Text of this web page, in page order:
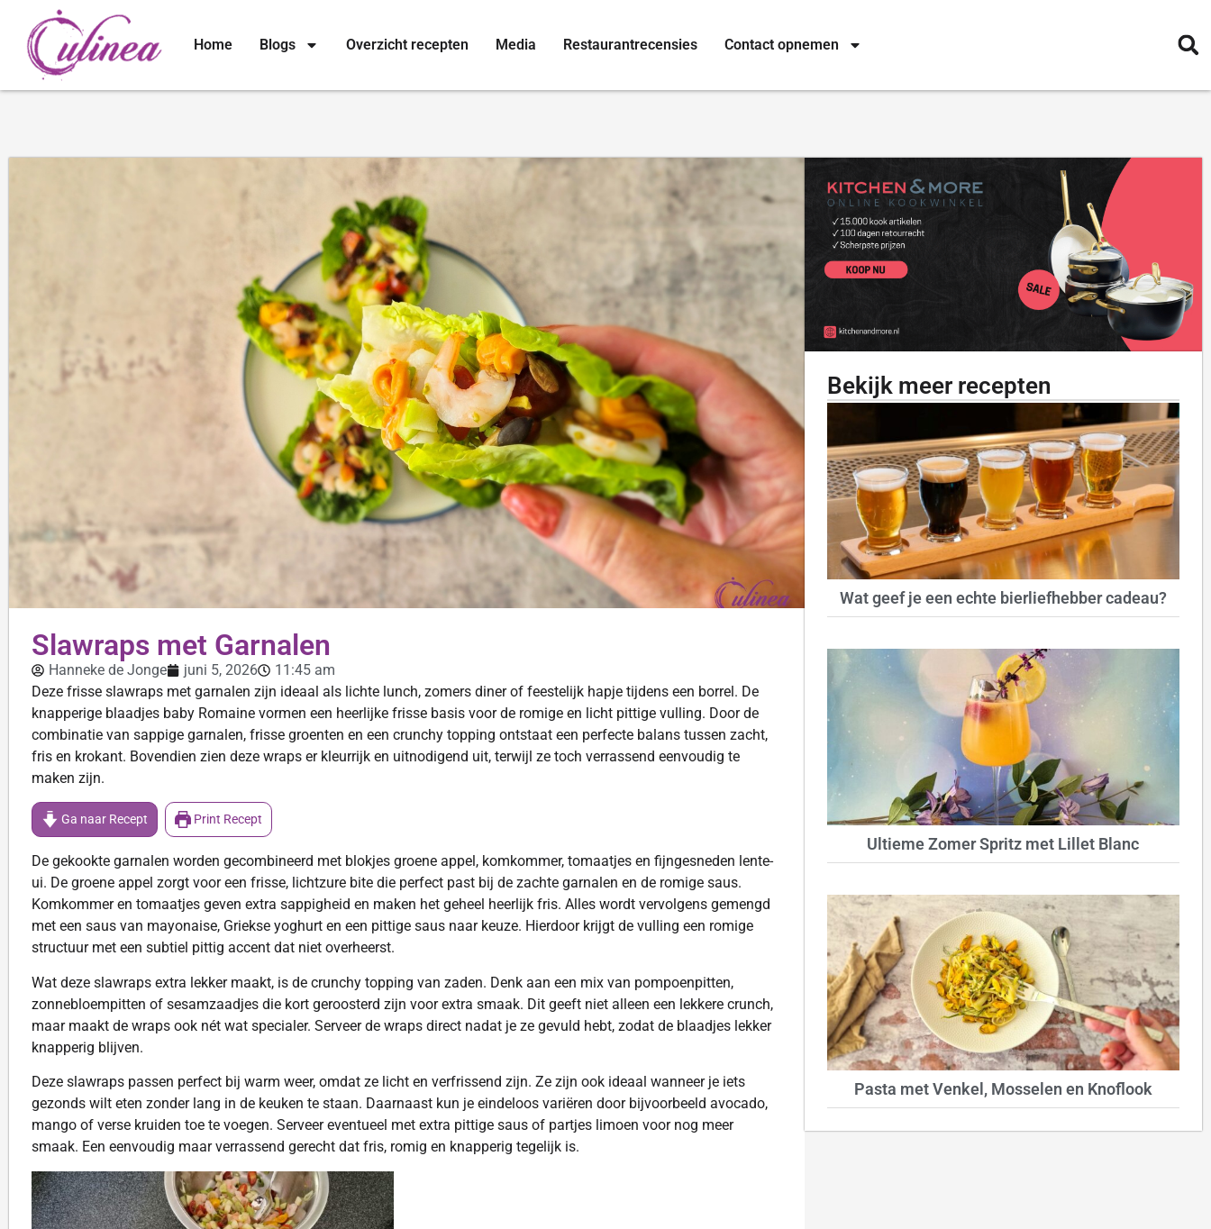
Home Blogs Overzicht recepten Media Restaurantrecensies Contact opnemen
Slawraps met Garnalen
Hanneke de Jonge juni 5, 2026
11:45 am
Deze frisse slawraps met garnalen zijn ideaal als lichte lunch, zomers diner of feestelijk hapje tijdens een borrel. De
knapperige blaadjes baby Romaine vormen een heerlijke frisse basis voor de romige en licht pittige vulling. Door de
combinatie van sappige garnalen, frisse groenten en een crunchy topping ontstaat een perfecte balans tussen zacht,
fris en krokant. Bovendien zien deze wraps er kleurrijk en uitnodigend uit, terwijl ze toch verrassend eenvoudig te
maken zijn.
Ga naar Recept Print Recept
De gekookte garnalen worden gecombineerd met blokjes groene appel, komkommer, tomaatjes en fijngesneden lente-
ui. De groene appel zorgt voor een frisse, lichtzure bite die perfect past bij de zachte garnalen en de romige saus.
Komkommer en tomaatjes geven extra sappigheid en maken het geheel heerlijk fris. Alles wordt vervolgens gemengd
met een saus van mayonaise, Griekse yoghurt en een pittige saus naar keuze. Hierdoor krijgt de vulling een romige
structuur met een subtiel pittig accent dat niet overheerst.
Wat deze slawraps extra lekker maakt, is de crunchy topping van zaden. Denk aan een mix van pompoenpitten,
zonnebloempitten of sesamzaadjes die kort geroosterd zijn voor extra smaak. Dit geeft niet alleen een lekkere crunch,
maar maakt de wraps ook nét wat specialer. Serveer de wraps direct nadat je ze gevuld hebt, zodat de blaadjes lekker
knapperig blijven.
Deze slawraps passen perfect bij warm weer, omdat ze licht en verfrissend zijn. Ze zijn ook ideaal wanneer je iets
gezonds wilt eten zonder lang in de keuken te staan. Daarnaast kun je eindeloos variëren door bijvoorbeeld avocado,
mango of verse kruiden toe te voegen. Serveer eventueel met extra pittige saus of partjes limoen voor nog meer
smaak. Een eenvoudig maar verrassend gerecht dat fris, romig en knapperig tegelijk is.
Bekijk meer recepten
Wat geef je een echte bierliefhebber cadeau?
Ultieme Zomer Spritz met Lillet Blanc
Pasta met Venkel, Mosselen en Knoflook